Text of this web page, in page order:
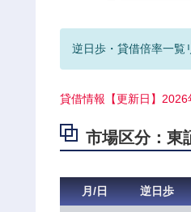
逆日歩・貸借倍率一覧
貸借情報【更新日】2026
市場区分：東
月/日 逆日歩